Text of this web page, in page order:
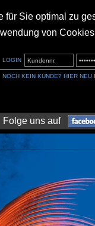
für Sie optimal zu
von
LOGIN
NOCH KEIN KUNDE? HIER NEU
Folge uns auf